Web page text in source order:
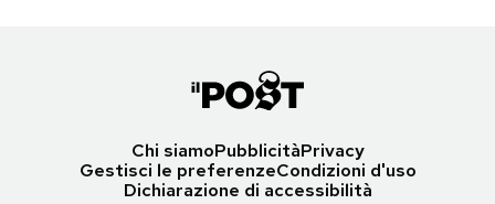
Chi siamoPubblicitàPrivacy
Gestisci le preferenzeCondizioni d'uso
Dichiarazione di accessibilità